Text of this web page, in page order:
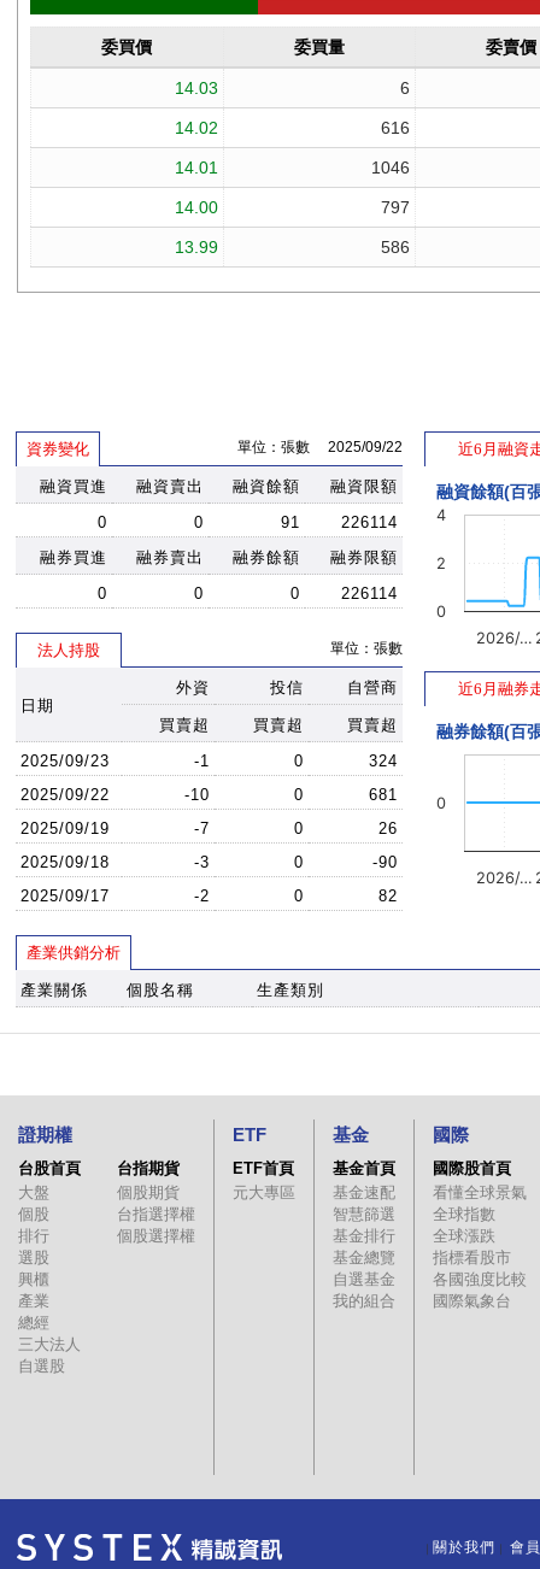
資券變化 單位：張數 2025/09/22
融資買進 融資賣出 融資餘額
融資限額
0
0 91
226114
融券買進
融券賣出 融券餘額
融券限額
0
0 0 226114
法人持股 單位：張數
日期
外資 投信 自營商
買賣超 買賣超
買賣超
2025/09/23
-1 0
324
2025/09/22
-10 0
681
2025/09/19
-7 0
26
2025/09/18
-3 0
-90
2025/09/17
-2 0 82
近6月融資
融資餘額(百
2026/…
0
2
4
近6月融券
融券餘額(百
2026/…
0
產業供銷分析
產業關係 個股名稱 生產類別
證期權
台股首頁
大盤
個股
排行
選股
興櫃
產業
總經
三大法人
自選股
台指期貨
個股期貨
台指選擇權
個股選擇權
ETF
ETF首頁
元大專區
基金
基金首頁
基金速配
智慧篩選
基金排行
基金總覽
自選基金
我的組合
國際
國際股首頁
看懂全球景氣
全球指數
全球漲跌
指標看股市
各國強度比較
國際氣象台
關於我們 會